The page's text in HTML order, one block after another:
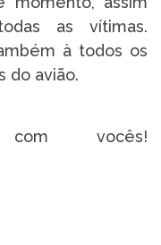
as vítimas.
à todos os
do avião.
com vocês!